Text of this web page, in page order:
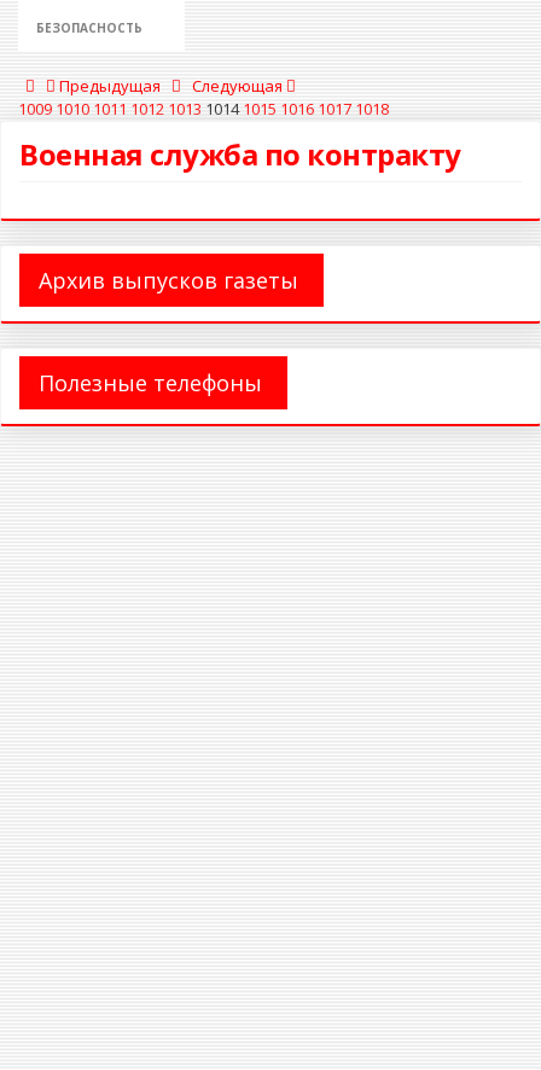
БЕЗОПАСНОСТЬ
Предыдущая
Следующая
1009 1010 1011 1012 1013 1014 1015 1016 1017 1018
Военная служба по контракту
Архив выпусков газеты
Полезные телефоны